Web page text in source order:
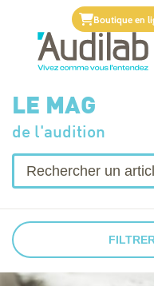
Boutique en
LE MAG
de l'audition